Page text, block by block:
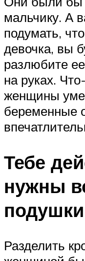
мальчику. А
подумать,
девочка, вы
разлюбите
на руках.
женщины
беременные
Тебе
нужны
Разделить